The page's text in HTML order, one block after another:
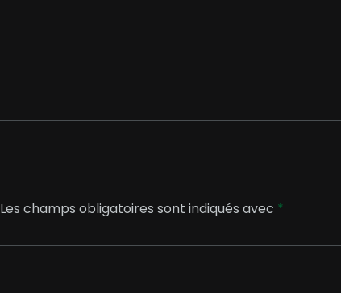
Les champs obligatoires sont indiqués avec *